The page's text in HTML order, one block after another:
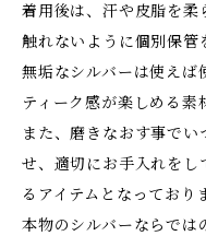
着用後は、汗や皮脂を柔
触れないように個別保管
無垢なシルバーは使えば
ティーク感が楽しめる素
また、磨きなおす事で
せ、適切にお手入れをし
るアイテムとなっており
本物のシルバーならでは